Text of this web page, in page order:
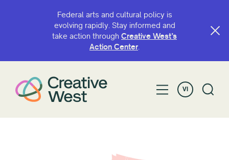
Federal arts and cultural policy is
evolving rapidly. Stay informed and
take action through Creative West’s
Action Center.
VI